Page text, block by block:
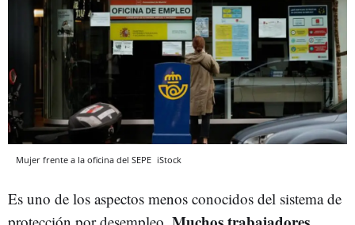
Mujer frente a la oficina del SEPE iStock
Es uno de los aspectos menos conocidos del sistema de